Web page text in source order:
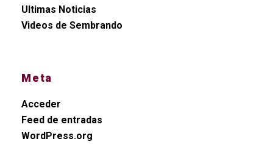
Ultimas Noticias
Videos de Sembrando
Meta
Acceder
Feed de entradas
WordPress.org